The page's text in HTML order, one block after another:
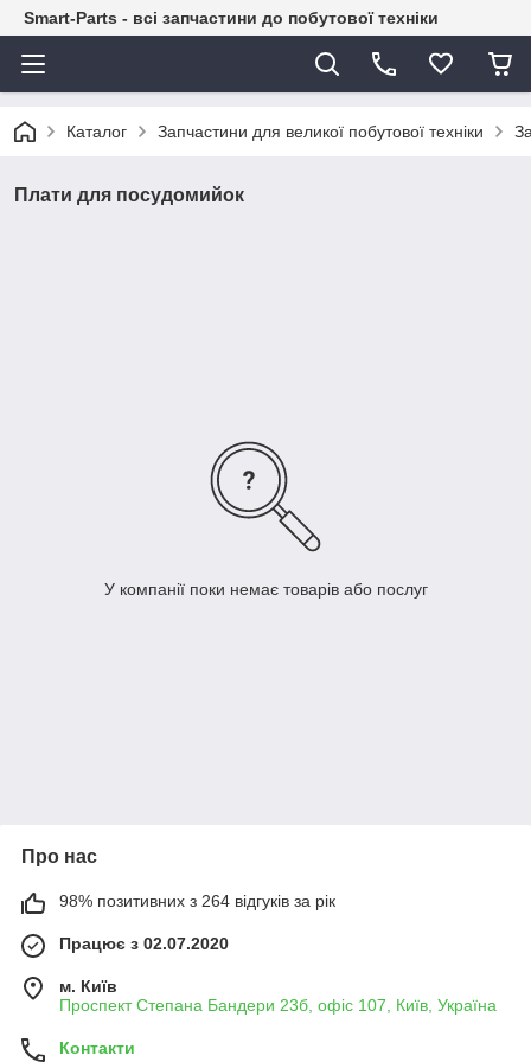
Smart-Parts - всі запчастини до побутової техніки
Каталог Запчастини для великої побутової техніки
Плати для посудомийок
У компанії поки немає товарів або послуг
Про нас
98% позитивних з 264 відгуків за рік
Працює з 02.07.2020
м. Київ
Проспект Степана Бандери 23б, офіс 107, Київ, Україна
Контакти